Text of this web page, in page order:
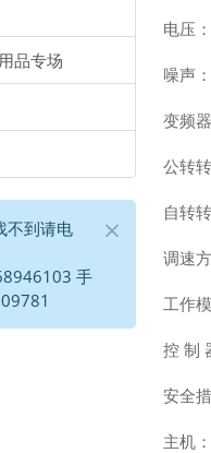
品专场
× Close
不到请电
手
电压
噪声
变频
公转
自转
调速
工作
控 制
安全
主机